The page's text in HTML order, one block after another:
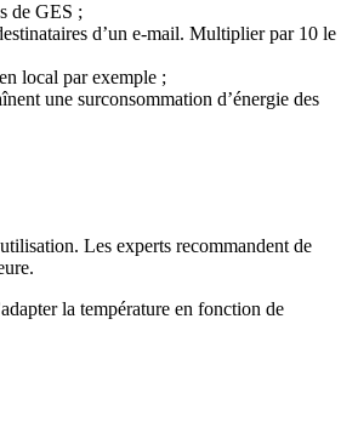
de GES ;
d’un e-mail. Multiplier par 10 le
local par exemple ;
une surconsommation d’énergie des
Les experts recommandent de
la température en fonction de